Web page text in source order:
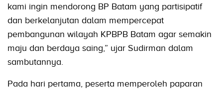
kami ingin mendorong BP Batam yang partisipatif
dan berkelanjutan dalam mempercepat
pembangunan wilayah KPBPB Batam agar semakin
maju dan berdaya saing,” ujar Sudirman dalam
sambutannya.
Pada hari pertama, peserta memperoleh paparan